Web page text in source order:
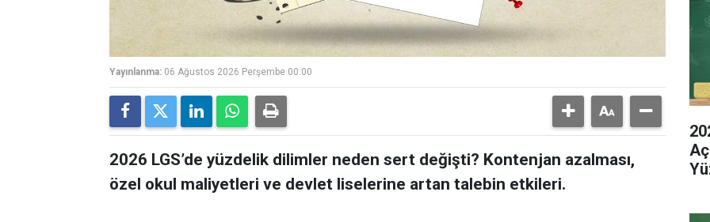
Yayınlanma: 06 Ağustos 2026 Perşembe 00:00
2026 LGS’de yüzdelik dilimler neden sert değişti? Kontenjan azalması,
özel okul maliyetleri ve devlet liselerine artan talebin etkileri.